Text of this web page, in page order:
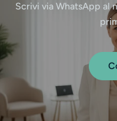
Scrivi via WhatsApp al